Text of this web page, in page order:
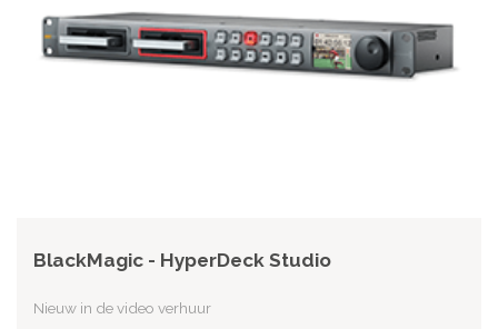
BlackMagic - HyperDeck Studio
Nieuw in de video verhuur